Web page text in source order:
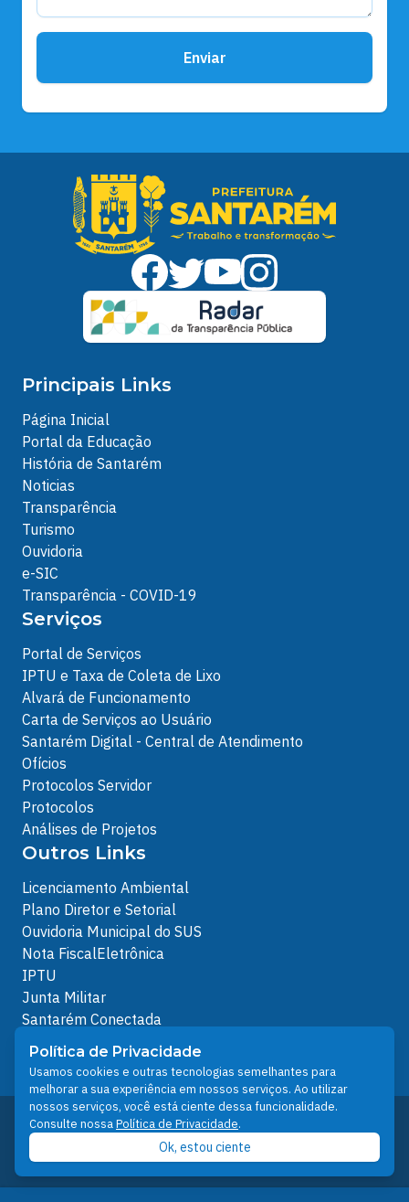
Enviar
Principais Links
Página Inicial
Portal da Educação
História de Santarém
Noticias
Transparência
Turismo
Ouvidoria
e-SIC
Transparência - COVID-19
Serviços
Portal de Serviços
IPTU e Taxa de Coleta de Lixo
Alvará de Funcionamento
Carta de Serviços ao Usuário
Santarém Digital - Central de Atendimento
Ofícios
Protocolos Servidor
Protocolos
Análises de Projetos
Outros Links
Licenciamento Ambiental
Plano Diretor e Setorial
Ouvidoria Municipal do SUS
Nota FiscalEletrônica
IPTU
Junta Militar
Santarém Conectada
Política de Privacidade
People illustrations by Storyset
Desenvolvido pelo Núcleo Técnico de Gestão de
Tecnologia da Informação - NTI
Prefeitura de Santarém © 2026
Política de Privacidade
Usamos cookies e outras tecnologias semelhantes para
melhorar a sua experiência em nossos serviços. Ao utilizar
nossos serviços, você está ciente dessa funcionalidade.
Consulte nossaPolítica de Privacidade.
Ok, estou ciente